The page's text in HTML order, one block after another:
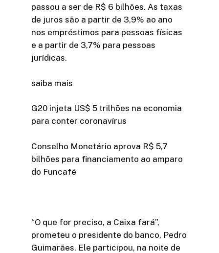
passou a ser de R$ 6 bilhões. As taxas
de juros são a partir de 3,9% ao ano
nos empréstimos para pessoas físicas
e a partir de 3,7% para pessoas
jurídicas.
saiba mais
G20 injeta US$ 5 trilhões na economia
para conter coronavírus
Conselho Monetário aprova R$ 5,7
bilhões para financiamento ao amparo
do Funcafé
“O que for preciso, a Caixa fará”,
prometeu o presidente do banco, Pedro
Guimarães. Ele participou, na noite de